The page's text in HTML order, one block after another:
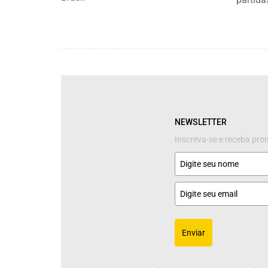
NEWSLETTER
Inscreva-se e receba
Enviar